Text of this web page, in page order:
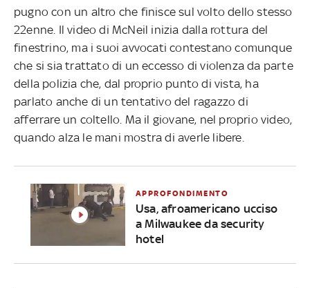
pugno con un altro che finisce sul volto dello stesso
22enne. Il video di McNeil inizia dalla rottura del
finestrino, ma i suoi avvocati contestano comunque
che si sia trattato di un eccesso di violenza da parte
della polizia che, dal proprio punto di vista, ha
parlato anche di un tentativo del ragazzo di
afferrare un coltello. Ma il giovane, nel proprio video,
quando alza le mani mostra di averle libere.
APPROFONDIMENTO
Usa, afroamericano ucciso
a Milwaukee da security
hotel